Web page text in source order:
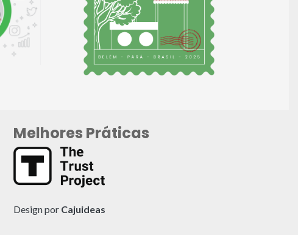
Melhores Práticas
Design por Cajuideas